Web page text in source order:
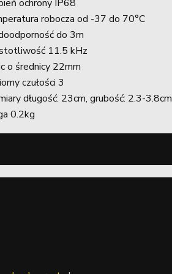
ochrony IP68
robocza od -37 do 70°C
do 3m
11.5 kHz
o średnicy 22mm
czułości 3
długość: 23cm, grubość: 2.3-3.8cm
0.2kg